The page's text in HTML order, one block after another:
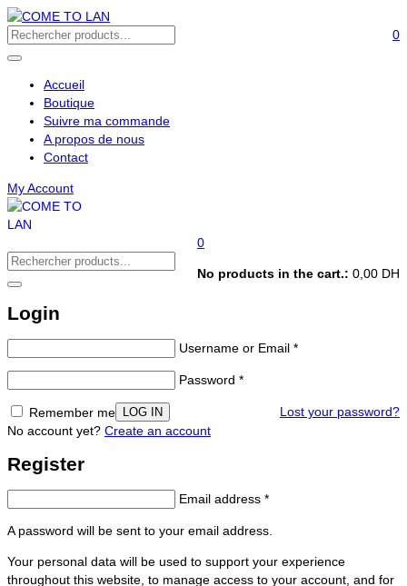
0
Accueil
Boutique
Suivre ma commande
A propos de nous
Contact
My Account
0
No products in the cart.: 0,00 DH
Login
Username or Email *
Password *
Remember me
Lost your password?
No account yet? Create an account
Register
Email address *
A password will be sent to your email address.
Your personal data will be used to support your experience
throughout this website, to manage access to your account, and for